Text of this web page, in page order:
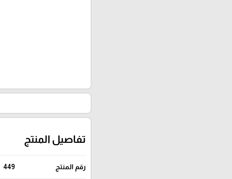
تفاصيل المنتج
رقم المنتج 449